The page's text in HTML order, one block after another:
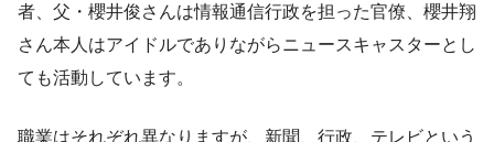
者、父・櫻井俊さんは情報通信行政を担った官僚、櫻井翔
さん本人はアイドルでありながらニュースキャスターとし
ても活動しています。
職業はそれぞれ異なりますが、新聞、行政、テレビという